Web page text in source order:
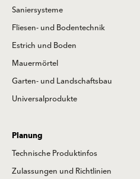
Saniersysteme
Fliesen- und Bodentechnik
Estrich und Boden
Mauermörtel
Garten- und Landschaftsbau
Universalprodukte
Planung
Technische Produktinfos
Zulassungen und Richtlinien